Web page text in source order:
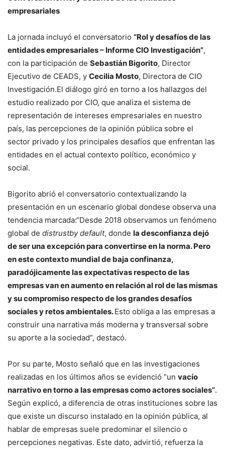
empresariales
La jornada incluyó el conversatorio “Rol y desafíos de las
entidades empresariales – Informe CIO Investigación”,
con la participación de Sebastián Bigorito, Director
Ejecutivo de CEADS, y Cecilia Mosto, Directora de CIO
Investigación.El diálogo giró en torno a los hallazgos del
estudio realizado por CIO, que analiza el sistema de
representación de intereses empresariales en nuestro
país, las percepciones de la opinión pública sobre el
sector privado y los principales desafíos que enfrentan las
entidades en el actual contexto político, económico y
social.
Bigorito abrió el conversatorio contextualizando la
presentación en un escenario global dondese observa una
tendencia marcada:“Desde 2018 observamos un fenómeno
global de distrustby default, donde la desconfianza dejó
de ser una excepción para convertirse en la norma. Pero
en este contexto mundial de baja confinanza,
paradójicamente las expectativas respecto de las
empresas van en aumento en relación al rol de las mismas
y su compromiso respecto de los grandes desafíos
sociales y retos ambientales.Esto obliga a las empresas a
construir una narrativa más moderna y transversal sobre
su aporte a la sociedad”, destacó.
Por su parte, Mosto señaló que en las investigaciones
realizadas en los últimos años se evidenció “un vacío
narrativo en torno a las empresas como actores sociales”.
Según explicó, a diferencia de otras instituciones sobre las
que existe un discurso instalado en la opinión pública, al
hablar de empresas suele predominar el silencio o
percepciones negativas. Este dato, advirtió, refuerza la